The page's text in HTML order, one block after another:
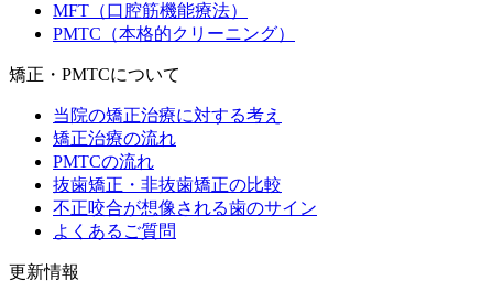
MFT（口腔筋機能療法）
PMTC（本格的クリーニング）
矯正・PMTCについて
当院の矯正治療に対する考え
矯正治療の流れ
PMTCの流れ
抜歯矯正・非抜歯矯正の比較
不正咬合が想像される歯のサイン
よくあるご質問
更新情報